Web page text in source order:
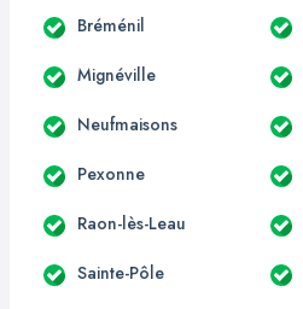
Bréménil
Mignéville
Neufmaisons
Pexonne
Raon-lès-Leau
Sainte-Pôle